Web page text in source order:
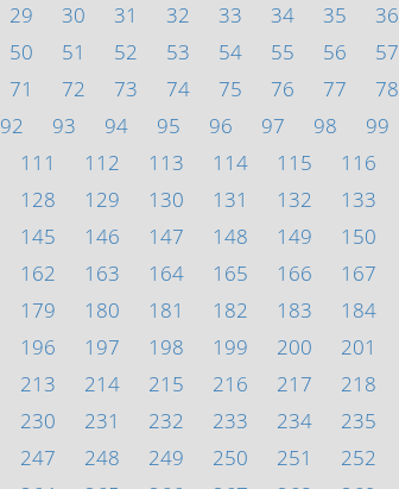
29 30 31 32 33 34 35 36
50 51 52 53 54 55 56 57
71 72 73 74 75 76 77 78
92 93 94 95 96 97 98 99
111 112 113 114 115 116
128 129 130 131 132 133
145 146 147 148 149 150
162 163 164 165 166 167
179 180 181 182 183 184
196 197 198 199 200 201
213 214 215 216 217 218
230 231 232 233 234 235
247 248 249 250 251 252